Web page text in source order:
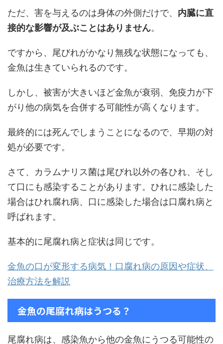
ただ、害を与えるのは身体の外側だけで、 内臓に直
接的な影響が及ぶことはありません。
ですから、尾びれがかなり無残な状態になっても、
金魚は生きていられるのです。
しかし、被害が大きいほど金魚が衰弱、免疫力が下
がり他の病気を合併する可能性が高くなります。
最終的には死んでしまうことになるので、早期の対
処が必要です。
さて、カラムナリス菌は尾びれ以外の各ひれ、そし
て口にも感染することがあります。ひれに感染した
場合はひれ腐れ病、口に感染した場合は口腐れ病と
呼ばれます。
基本的に尾腐れ病と症状は同じです。
金魚の口が変形する病気！口腐れ病の原因や症状、
治療方法を解説
金魚の尾腐れ病はうつる？
尾腐れ病は、感染魚から他の金魚にうつる可能性の